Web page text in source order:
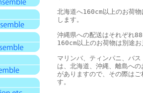
北海道へ160cm以上のお荷
します。
沖縄県への配送はそれぞれ
160cm以上のお荷物は別途
マリンバ、ティンパニ、バ
は、北海道、沖縄、離島へ
がありますので、その際は
す。